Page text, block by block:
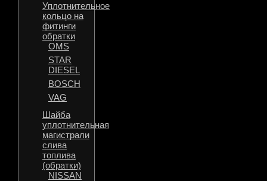
Уплотнительное
кольцо на
фитинги
обратки
OMS
STAR
DIESEL
BOSCH
VAG
Шайба
уплотнительная
магистрали
слива
топлива
(обратки)
NISSAN